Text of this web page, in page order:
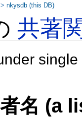
共著
名 (a
>nkysdb (this DB)